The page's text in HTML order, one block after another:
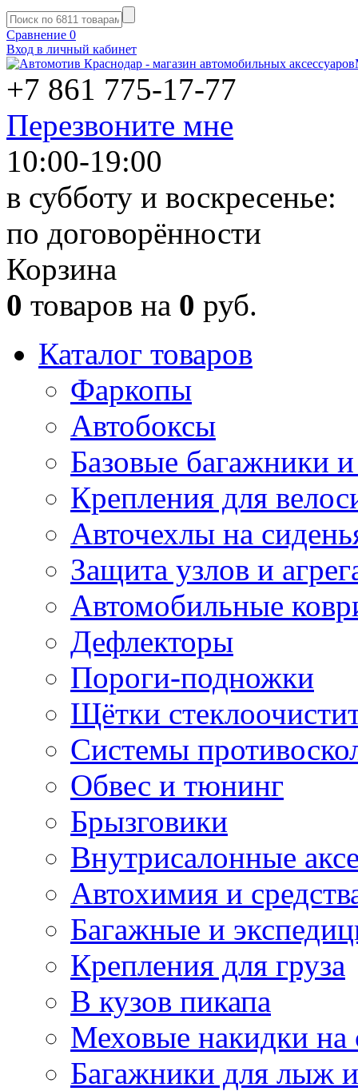
Сравнение 0
Вход в личный кабинет
+7 861 775-17-77
Перезвоните мне
10:00-19:00
в субботу и воскресенье:
по договорённости
Корзина
0 товаров на 0 руб.
Каталог товаров
Фаркопы
Автобоксы
Базовые багажники
Крепления для
Авточехлы на
Защита узлов и
Автомобильные
Дефлекторы
Пороги-подножки
Щётки
Системы
Обвес и тюнинг
Брызговики
Внутрисалонные
Автохимия и
Багажные и
Крепления для груза
В кузов пикапа
Меховые накидки на
Багажники для лыж